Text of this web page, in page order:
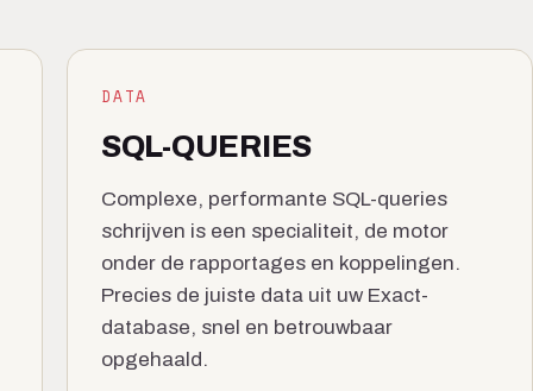
DATA
SQL-QUERIES
Complexe, performante SQL-queries
schrijven is een specialiteit, de motor
onder de rapportages en koppelingen.
Precies de juiste data uit uw Exact-
database, snel en betrouwbaar
opgehaald.